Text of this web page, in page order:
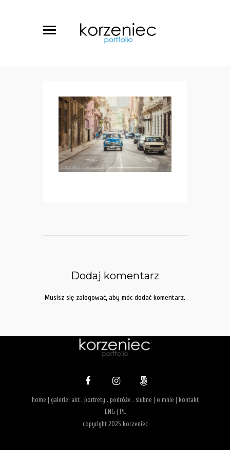
Dodaj komentarz
Musisz się zalogować, aby móc dodać komentarz.
home | galerie: akt. portrety . podróże . slubne o mnie
kontakt
ENG
PL
copyright 2025 korzeniec